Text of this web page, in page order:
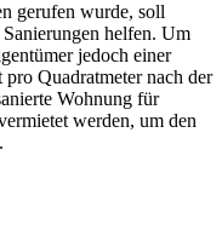
gerufen wurde, soll
helfen. Um
jedoch einer
Quadratmeter nach der
Wohnung für
werden, um den